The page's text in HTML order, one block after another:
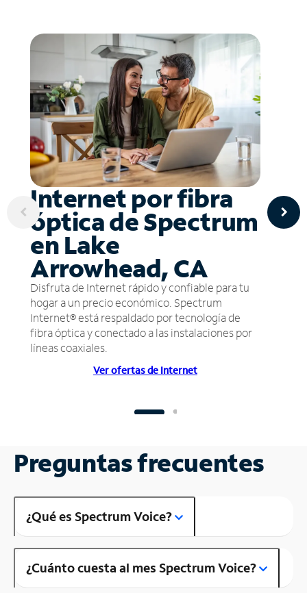
Internet por fibra
óptica de Spectrum
en Lake
Arrowhead, CA
Disfruta de Internet rápido y confiable para tu
hogar a un precio económico. Spectrum
Internet® está respaldado por tecnología de
fibra óptica y conectado a las instalaciones por
líneas coaxiales.
Ver ofertas de Internet
Preguntas frecuentes
¿Qué es Spectrum Voice?
¿Cuánto cuesta al mes Spectrum Voice?